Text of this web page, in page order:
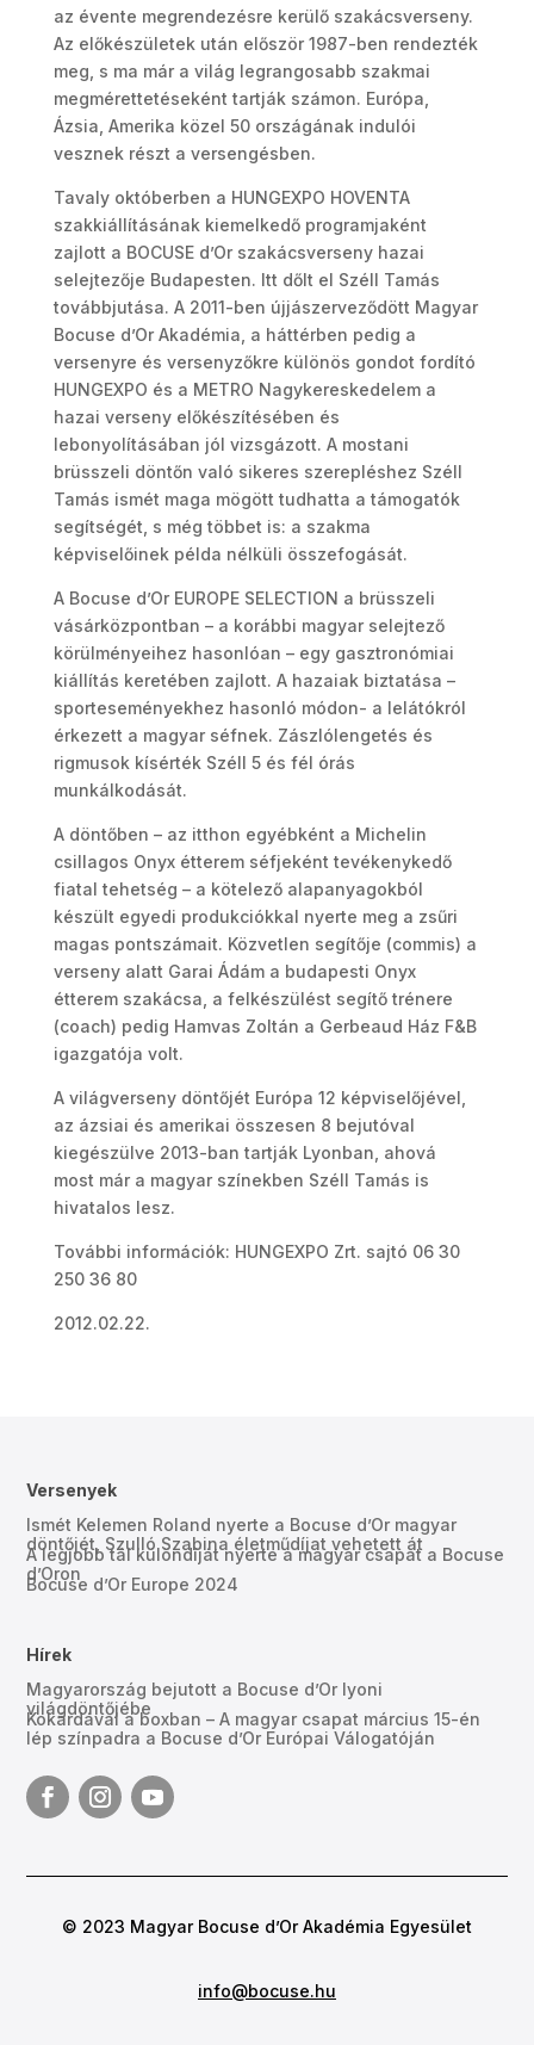
az évente megrendezésre kerülő szakácsverseny.
Az előkészületek után először 1987-ben rendezték
meg, s ma már a világ legrangosabb szakmai
megmérettetéseként tartják számon. Európa,
Ázsia, Amerika közel 50 országának indulói
vesznek részt a versengésben.
Tavaly októberben a HUNGEXPO HOVENTA
szakkiállításának kiemelkedő programjaként
zajlott a BOCUSE d’Or szakácsverseny hazai
selejtezője Budapesten. Itt dőlt el Széll Tamás
továbbjutása. A 2011-ben újjászerveződött Magyar
Bocuse d’Or Akadémia, a háttérben pedig a
versenyre és versenyzőkre különös gondot fordító
HUNGEXPO és a METRO Nagykereskedelem a
hazai verseny előkészítésében és
lebonyolításában jól vizsgázott. A mostani
brüsszeli döntőn való sikeres szerepléshez Széll
Tamás ismét maga mögött tudhatta a támogatók
segítségét, s még többet is: a szakma
képviselőinek példa nélküli összefogását.
A Bocuse d’Or EUROPE SELECTION a brüsszeli
vásárközpontban – a korábbi magyar selejtező
körülményeihez hasonlóan – egy gasztronómiai
kiállítás keretében zajlott. A hazaiak biztatása –
sporteseményekhez hasonló módon- a lelátókról
érkezett a magyar séfnek. Zászlólengetés és
rigmusok kísérték Széll 5 és fél órás
munkálkodását.
A döntőben – az itthon egyébként a Michelin
csillagos Onyx étterem séfjeként tevékenykedő
fiatal tehetség – a kötelező alapanyagokból
készült egyedi produkciókkal nyerte meg a zsűri
magas pontszámait. Közvetlen segítője (commis) a
verseny alatt Garai Ádám a budapesti Onyx
étterem szakácsa, a felkészülést segítő trénere
(coach) pedig Hamvas Zoltán a Gerbeaud Ház F&B
igazgatója volt.
A világverseny döntőjét Európa 12 képviselőjével,
az ázsiai és amerikai összesen 8 bejutóval
kiegészülve 2013-ban tartják Lyonban, ahová
most már a magyar színekben Széll Tamás is
hivatalos lesz.
További információk: HUNGEXPO Zrt. sajtó 06 30
250 36 80
2012.02.22.
Versenyek
Ismét Kelemen Roland nyerte a Bocuse d’Or magyar
döntőjét, Szulló Szabina életműdíjat vehetett át
A legjobb tál különdíját nyerte a magyar csapat a Bocuse
d’Oron
Bocuse d’Or Europe 2024
Hírek
Magyarország bejutott a Bocuse d’Or lyoni
világdöntőjébe
Kokárdával a boxban – A magyar csapat március 15-én
lép színpadra a Bocuse d’Or Európai Válogatóján
© 2023 Magyar Bocuse d’Or Akadémia Egyesület
info@bocuse.hu